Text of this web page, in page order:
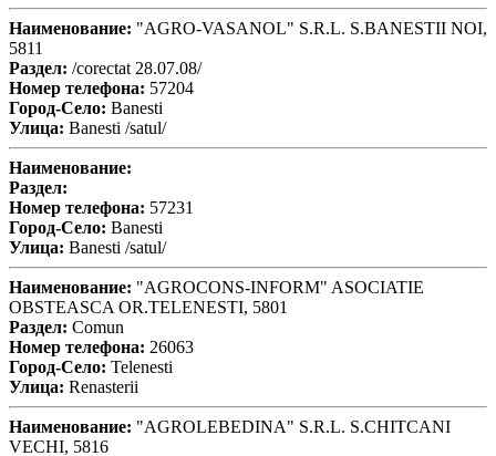
Наименование: "AGRO-VASANOL" S.R.L. S.BANESTII NOI,
5811
Раздел: /corectat 28.07.08/
Номер телефона: 57204
Город-Село: Banesti
Улица: Banesti /satul/
Наименование:
Раздел:
Номер телефона: 57231
Город-Село: Banesti
Улица: Banesti /satul/
Наименование: "AGROCONS-INFORM" ASOCIATIE
OBSTEASCA OR.TELENESTI, 5801
Раздел: Comun
Номер телефона: 26063
Город-Село: Telenesti
Улица: Renasterii
Наименование: "AGROLEBEDINA" S.R.L. S.CHITCANI
VECHI, 5816